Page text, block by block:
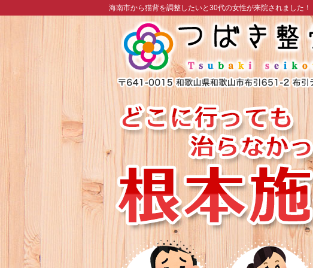
海南市から猫背を調整したいと30代の女性が来院されました！ |